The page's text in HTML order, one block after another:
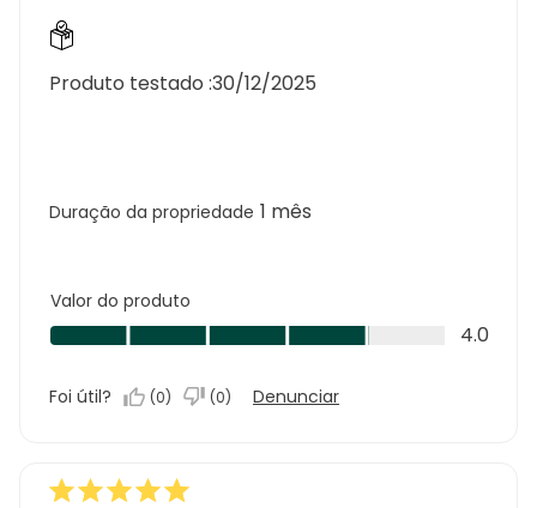
Duração da propriedade 1 mês
Produto testado :30/12/2025
Valor do produto
Valor
do
4.0
4.0
Foi útil? (0) (0) Denunciar